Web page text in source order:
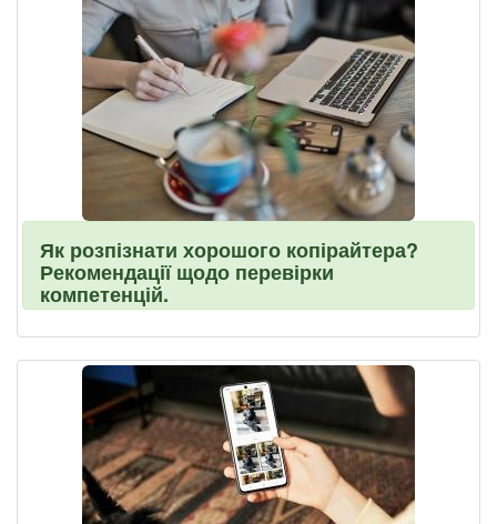
Як розпізнати хорошого копірайтера?
Рекомендації щодо перевірки
компетенцій.